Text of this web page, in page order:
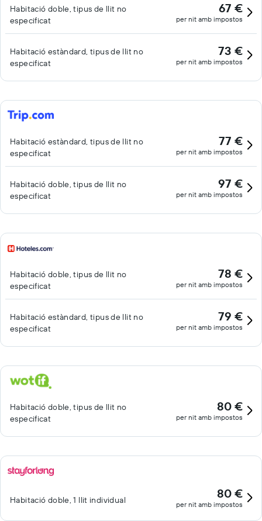
Habitació doble, tipus de llit no
especificat
67 €
per nit amb impostos
Habitació estàndard, tipus de llit no
especificat
73 €
per nit amb impostos
Habitació estàndard, tipus de llit no
especificat
77 €
per nit amb impostos
Habitació doble, tipus de llit no
especificat
97 €
per nit amb impostos
Habitació doble, tipus de llit no
especificat
78 €
per nit amb impostos
Habitació estàndard, tipus de llit no
especificat
79 €
per nit amb impostos
Habitació doble, tipus de llit no
especificat
80 €
per nit amb impostos
Habitació doble, 1 llit individual 80 €
per nit amb impostos